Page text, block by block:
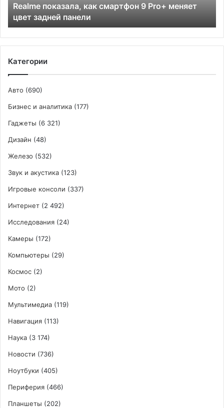
задней
панели
Realme показала, как смартфон 9 Pro+ меняет
цвет задней панели
Категории
Авто (690)
Бизнес и аналитика (177)
Гаджеты (6 321)
Дизайн (48)
Железо (532)
Звук и акустика (123)
Игровые консоли (337)
Интернет (2 492)
Исследования (24)
Камеры (172)
Компьютеры (29)
Космос (2)
Мото (2)
Мультимедиа (119)
Навигация (113)
Наука (3 174)
Новости (736)
Ноутбуки (405)
Периферия (466)
Планшеты (202)